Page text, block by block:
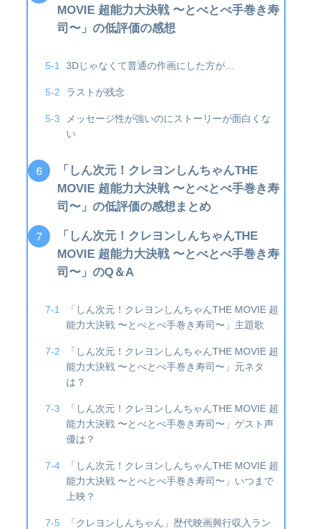
MOVIE 超能力大決戦 〜とべとべ手巻き寿
司〜」の低評価の感想
3Dじゃなくて普通の作画にした方が…
ラストが残念
メッセージ性が強いのにストーリーが面白くな
い
「しん次元！クレヨンしんちゃんTHE
MOVIE 超能力大決戦 〜とべとべ手巻き寿
司〜」の低評価の感想まとめ
「しん次元！クレヨンしんちゃんTHE
MOVIE 超能力大決戦 〜とべとべ手巻き寿
司〜」のQ＆A
「しん次元！クレヨンしんちゃんTHE MOVIE 超
能力大決戦 〜とべとべ手巻き寿司〜」主題歌
「しん次元！クレヨンしんちゃんTHE MOVIE 超
能力大決戦 〜とべとべ手巻き寿司〜」元ネタ
は？
「しん次元！クレヨンしんちゃんTHE MOVIE 超
能力大決戦 〜とべとべ手巻き寿司〜」ゲスト声
優は？
「しん次元！クレヨンしんちゃんTHE MOVIE 超
能力大決戦 〜とべとべ手巻き寿司〜」いつまで
上映？
「クレヨンしんちゃん」歴代映画興行収入ラン